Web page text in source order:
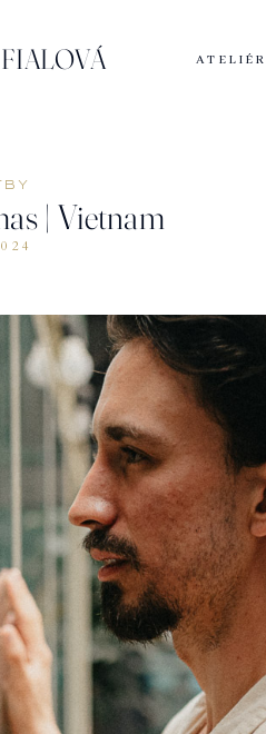
ATELIÉR
| Vietnam